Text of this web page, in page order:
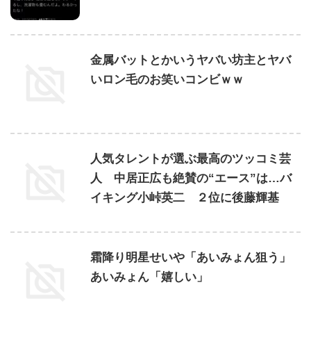
金属バットとかいうヤバい坊主とヤバ
いロン毛のお笑いコンビｗｗ
人気タレントが選ぶ最高のツッコミ芸
人 中居正広も絶賛の“エース”は…バ
イキング小峠英二 ２位に後藤輝基
霜降り明星せいや「あいみょん狙う」
あいみょん「嬉しい」